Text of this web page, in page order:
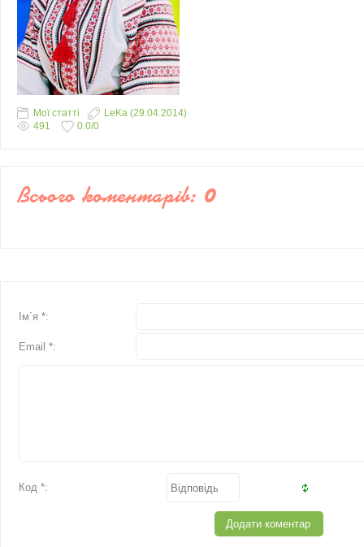
Мої статті LeKa (29.04.2014)
491
0.0/0
Всього коментарів: 0
Ім`я *:
Email *:
Код *: